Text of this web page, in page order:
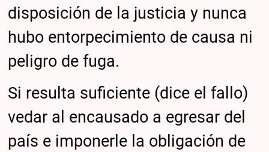
disposición de la justicia y nunca
hubo entorpecimiento de causa ni
peligro de fuga.
Si resulta suficiente (dice el fallo)
vedar al encausado a egresar del
país e imponerle la obligación de